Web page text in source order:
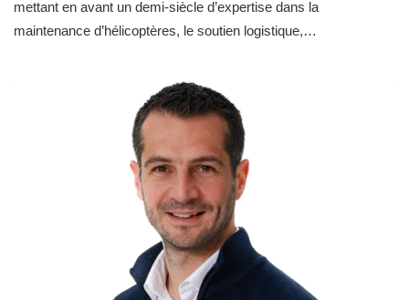
mettant en avant un demi-siècle d’expertise dans la
maintenance d’hélicoptères, le soutien logistique,…